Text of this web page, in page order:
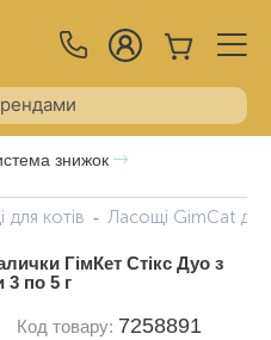
знижок
для котів Ласощі GimCat для
ГімКет Стікс Дуо з
3 по 5 г
Код товару: 7258891